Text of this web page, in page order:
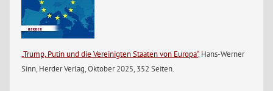
„Trump, Putin und die Vereinigten Staaten von Europa“, Hans-Werner
Sinn, Herder Verlag, Oktober 2025, 352 Seiten.